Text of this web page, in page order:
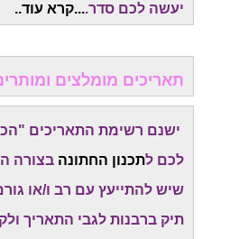
יעשה לכם סדר....קרא עוד..
תאריכים מומלצים
ישנם רשימת התאריכים
לכם לתכנון החתונה בצורה
שיש להתייעץ עם רב ו/או
תיק ברבנות לגבי התאריך